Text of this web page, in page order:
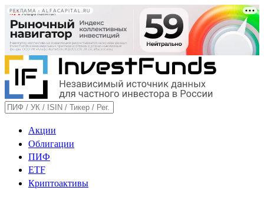
РЕКЛАМА • ALFACAPITAL.RU
Акции
Облигации
ПИФ
ETF
Криптоактивы